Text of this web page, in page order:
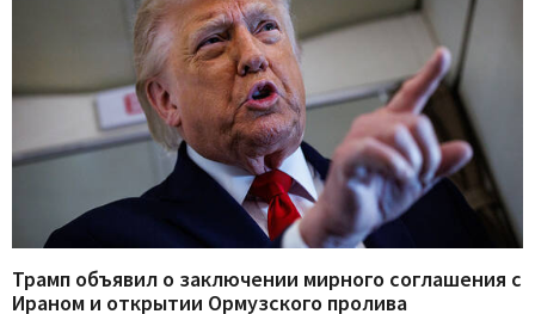
Трамп объявил о заключении мирного соглашения с
Ираном и открытии Ормузского пролива